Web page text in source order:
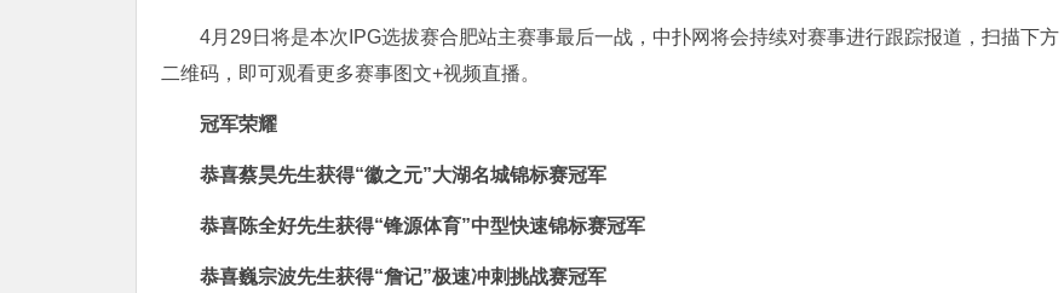
4月29日将是本次IPG选拔赛合肥站主赛事最后一战，中扑网将会持续对赛事进行跟踪报道，扫描下方
二维码，即可观看更多赛事图文+视频直播。
冠军荣耀
恭喜蔡昊先生获得“徽之元”大湖名城锦标赛冠军
恭喜陈全好先生获得“锋源体育”中型快速锦标赛冠军
恭喜巍宗波先生获得“詹记”极速冲刺挑战赛冠军